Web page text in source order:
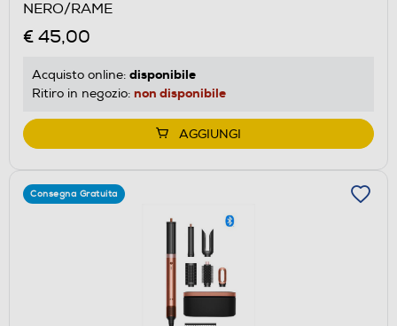
NERO/RAME
€ 45,00
Acquisto online: disponibile
Ritiro in negozio: non disponibile
AGGIUNGI
Consegna Gratuita